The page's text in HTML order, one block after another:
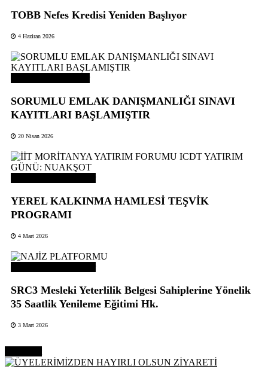
TOBB Nefes Kredisi Yeniden Başlıyor
4 Haziran 2026
SORUMLU EMLAK DANIŞMANLIĞI SINAVI
KAYITLARI BAŞLAMIŞTIR
20 Nisan 2026
YEREL KALKINMA HAMLESİ TEŞVİK
PROGRAMI
4 Mart 2026
SRC3 Mesleki Yeterlilik Belgesi Sahiplerine Yönelik
35 Saatlik Yenileme Eğitimi Hk.
3 Mart 2026